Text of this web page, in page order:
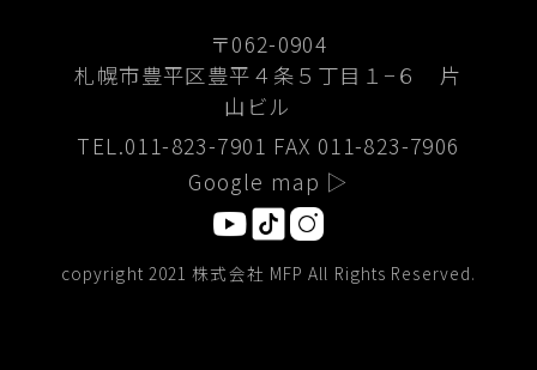
〒062-0904
札幌市豊平区豊平４条５丁目１−６ 片
山ビル
TEL.011-823-7901 FAX 011-823-7906
Google map ▷
copyright 2021 株式会社 MFP All Rights Reserved.